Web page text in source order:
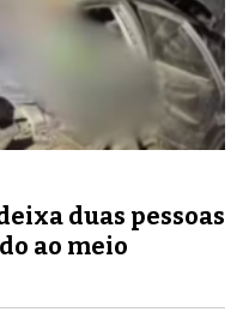
duas pessoas
ao meio